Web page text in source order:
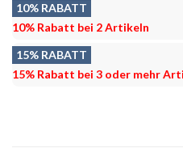
10% RABATT
10% Rabatt bei 2 Artikeln
15% RABATT
15% Rabatt bei 3 oder mehr